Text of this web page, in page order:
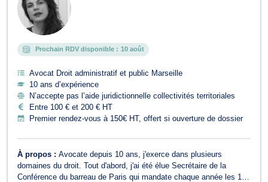
Prochain RDV disponible : 10 août
Avocat Droit administratif et public Marseille
10 ans d’expérience
N’accepte pas l’aide juridictionnelle collectivités territoriales
Entre 100 € et 200 € HT
Premier rendez-vous à 150€ HT, offert si ouverture de dossier
À propos : Avocate depuis 10 ans, j'exerce dans plusieurs
domaines du droit. Tout d'abord, j'ai été élue Secrétaire de la
Conférence du barreau de Paris qui mandate chaque année les 12